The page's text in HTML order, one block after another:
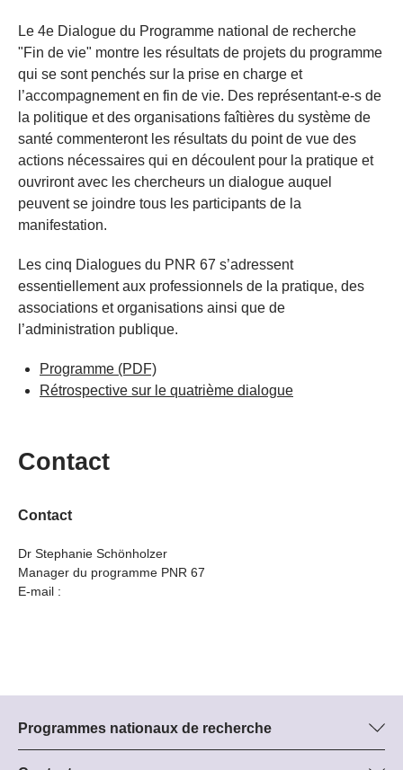
Le 4e Dialogue du Programme national de recherche
"Fin de vie" montre les résultats de projets du programme
qui se sont penchés sur la prise en charge et
l’accompagnement en fin de vie. Des représentant-e-s de
la politique et des organisations faîtières du système de
santé commenteront les résultats du point de vue des
actions nécessaires qui en découlent pour la pratique et
ouvriront avec les chercheurs un dialogue auquel
peuvent se joindre tous les participants de la
manifestation.
Les cinq Dialogues du PNR 67 s’adressent
essentiellement aux professionnels de la pratique, des
associations et organisations ainsi que de
l’administration publique.
Programme (PDF)
Rétrospective sur le quatrième dialogue
Contact
Contact
Dr Stephanie Schönholzer
Manager du programme PNR 67
E-mail :
Programmes nationaux de recherche
Vous trouverez ici des informations sur tous les Programmes